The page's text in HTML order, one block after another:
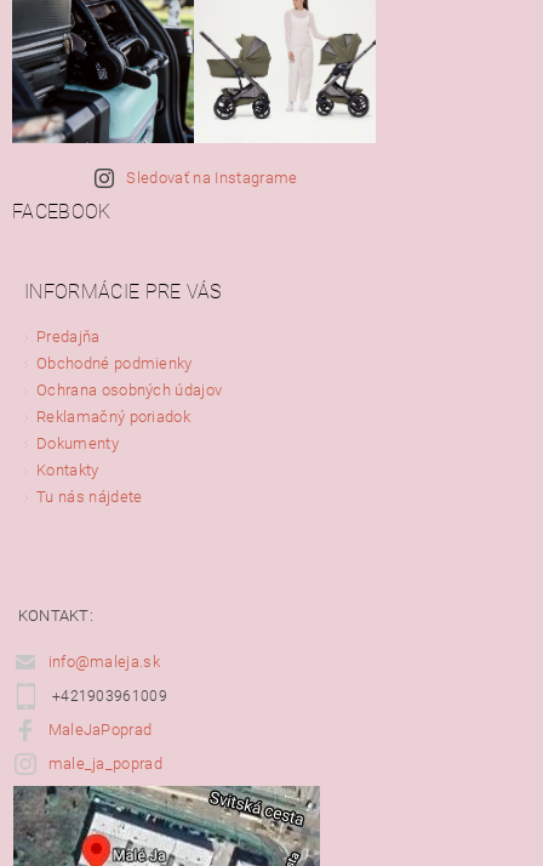
Sledovať na Instagrame
FACEBOOK
INFORMÁCIE PRE VÁS
Predajňa
Obchodné podmienky
Ochrana osobných údajov
Reklamačný poriadok
Dokumenty
Kontakty
Tu nás nájdete
KONTAKT:
info@maleja.sk
+421903961009
MaleJaPoprad
male_ja_poprad